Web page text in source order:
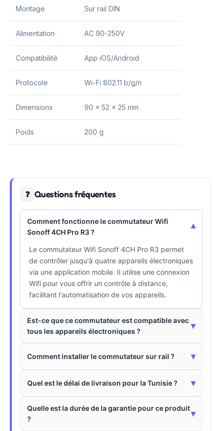
Montage Sur rail DIN
Alimentation AC 90-250V
Compatibilité App iOS/Android
Protocole Wi-Fi 802.11 b/g/n
Dimensions 90 x 52 x 25 mm
Poids 200 g
❓ Questions fréquentes
Comment fonctionne le commutateur Wifi
Sonoff 4CH Pro R3 ?
▾
Le commutateur Wifi Sonoff 4CH Pro R3 permet
de contrôler jusqu'à quatre appareils électroniques
via une application mobile. Il utilise une connexion
Wifi pour vous offrir un contrôle à distance,
facilitant l'automatisation de vos appareils.
Est-ce que ce commutateur est compatible avec
tous les appareils électroniques ?
▾
Comment installer le commutateur sur rail ? ▾
Quel est le délai de livraison pour la Tunisie ? ▾
Quelle est la durée de la garantie pour ce produit
?
▾